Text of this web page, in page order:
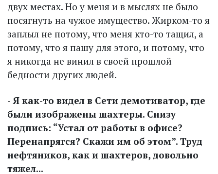
двух местах. Но у меня и в мыслях не было
посягнуть на чужое имущество. Жирком-то я
заплыл не потому, что меня кто-то тащил, а
потому, что я пашу для этого, и потому, что
я никогда не винил в своей прошлой
бедности других людей.
- Я как-то видел в Сети демотиватор, где
были изображены шахтеры. Снизу
подпись: “Устал от работы в офисе?
Перенапрягся? Скажи им об этом”. Труд
нефтяников, как и шахтеров, довольно
тяжел...